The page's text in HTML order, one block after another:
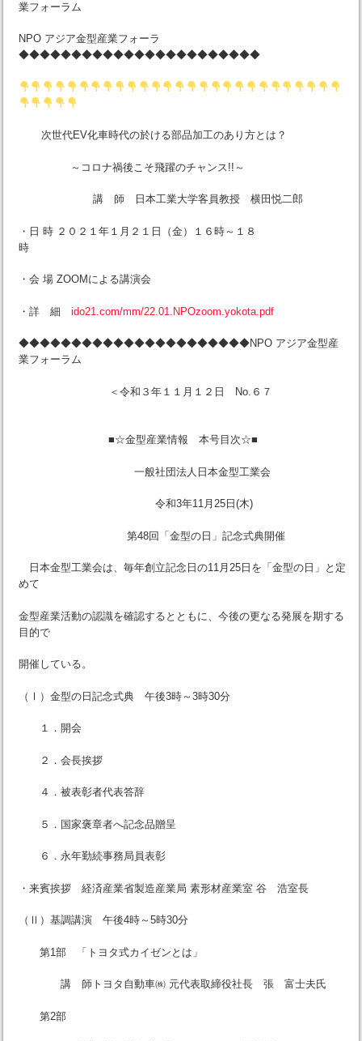
業フォーラム
NPO アジア金型産業フォーラ
◆◆◆◆◆◆◆◆◆◆◆◆◆◆◆◆◆◆◆◆◆◆◆
次世代EV化車時代の於ける部品加工のあり方とは？
～コロナ禍後こそ飛躍のチャンス!!～
講 師 日本工業大学客員教授 横田悦二郎
・日 時 ２０２１年１月２１日（金）１６時～１８
時
・会 場 ZOOMによる講演会
・詳 細 ido21.com/mm/22.01.NPOzoom.yokota.pdf
◆◆◆◆◆◆◆◆◆◆◆◆◆◆◆◆◆◆◆◆◆◆NPO アジア金型産
業フォーラム
＜令和３年１１月１２日 No.６７
■☆金型産業情報 本号目次☆■
一般社団法人日本金型工業会
令和3年11月25日(木)
第48回「金型の日」記念式典開催
日本金型工業会は、毎年創立記念日の11月25日を「金型の日」と定
めて
金型産業活動の認識を確認するとともに、今後の更なる発展を期する
目的で
開催している。
（Ⅰ）金型の日記念式典 午後3時～3時30分
１．開会
２．会長挨拶
４．被表彰者代表答辞
５．国家褒章者へ記念品贈呈
６．永年勤続事務局員表彰
・来賓挨拶 経済産業省製造産業局 素形材産業室 谷 浩室長
（Ⅱ）基調講演 午後4時～5時30分
第1部 「トヨタ式カイゼンとは」
講 師トヨタ自動車㈱ 元代表取締役社長 張 富士夫氏
第2部